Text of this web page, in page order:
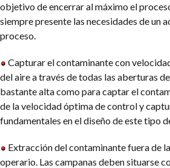
objetivo de encerrar al máximo el
siempre presente las necesidades de un
proceso.
Capturar el contaminante con
del aire a través de todas las aberturas
bastante alta como para captar el
de la velocidad óptima de control y
fundamentales en el diseño de este tipo
Extracción del contaminante fuera de
operario. Las campanas deben situarse